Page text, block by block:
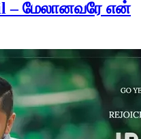
– மேலானவரே என்